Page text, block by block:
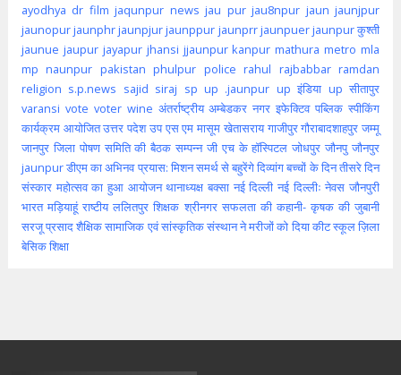
ayodhya dr film jaqunpur news jau pur jau8npur jaun jaunjpur
jaunopurjaunphrjaunpjurjaunppur jaunprrjaunpuerjaunpur कुश्ती
jaunue jaupur jayapur jhansi jjaunpur kanpur mathura metro mla
mp naunpur pakistan phulpur police rahul rajbabbar ramdan
religion s.p.news sajid siraj sp up .jaunpur up इंडिया up सीतापुर
varansi vote voter wine अंतर्राष्ट्रीय अम्बेडकर नगर इफेक्टिव पब्लिक स्पीकिंग
कार्यक्रम आयोजित उत्तर पदेश उप एस एम मासूम खेतासराय गाजीपुर गौराबादशाहपुर जम्मू
जानपुर जिला पोषण समिति की बैठक सम्पन्न जी एच के हॉस्पिटल जोधपुर जौनपु जौनपुर
jaunpurडीएम का अभिनव प्रयास: मिशन समर्थ से बहुरेंगे दिव्यांग बच्चों के दिनतीसरे दिन
संस्कार महोत्सव का हुआ आयोजन थानाध्यक्ष बक्सा नई दिल्ली नई दिल्लीः नेवस जौनपुरी
भारत मड़ियाहूं राष्टीय ललितपुर शिक्षक श्रीनगर सफलता की कहानी- कृषक की जुबानी
सरजू प्रसाद शैक्षिकसामाजिक एवं सांस्कृतिक संस्थान ने मरीजों को दिया कीटस्कूलज़िला
बेसिक शिक्षा